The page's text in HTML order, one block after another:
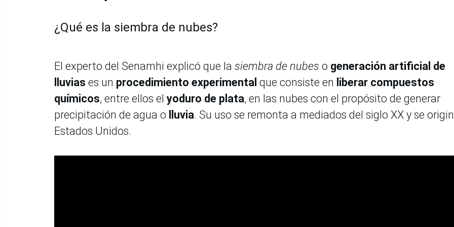
¿Qué es la siembra de nubes?
El experto del Senamhi explicó que la siembra de nubes o generación artificial de
lluvias es un procedimiento experimental que consiste en liberar compuestos
químicos, entre ellos el yoduro de plata, en las nubes con el propósito de generar
precipitación de agua o
lluvia. Su uso se remonta a mediados del siglo XX y se
Estados Unidos.